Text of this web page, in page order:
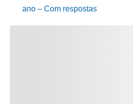
ano – Com respostas